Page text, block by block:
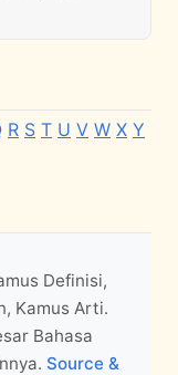
R S T U V W X Y
Definisi,
Kamus Arti.
Bahasa
Source &